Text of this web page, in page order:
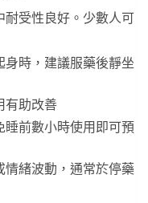
受性良好。少數人可
身時，建議服藥後靜坐
有助改善
睡前數小時使用即可預
情緒波動，通常於停藥